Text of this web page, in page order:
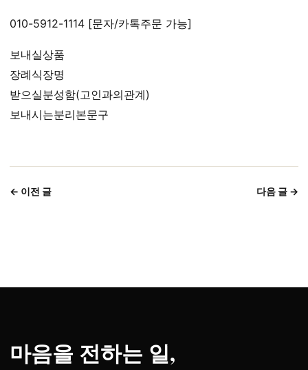
010-5912-1114 [문자/카톡주문 가능]
보내실상품
장례식장명
받으실분성함(고인과의관계)
보내시는분리본문구
← 이전 글 다음 글 →
마음을 전하는 일,